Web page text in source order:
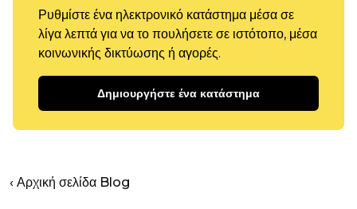
Ρυθμίστε ένα ηλεκτρονικό κατάστημα μέσα σε
λίγα λεπτά για να το πουλήσετε σε ιστότοπο, μέσα
κοινωνικής δικτύωσης ή αγορές.
Δημιουργήστε ένα κατάστημα
‹ Αρχική σελίδα Blog